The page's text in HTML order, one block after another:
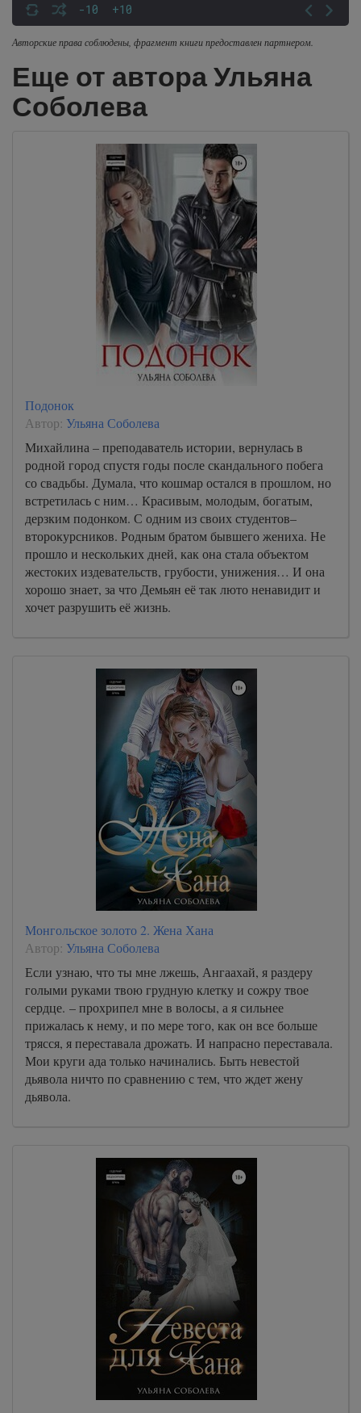
-10 +10
Авторские права соблюдены, фрагмент книги предоставлен партнером.
Еще от автора Ульяна
Соболева
Подонок
Автор: Ульяна Соболева
Михайлина – преподаватель истории, вернулась в
родной город спустя годы после скандального побега
со свадьбы. Думала, что кошмар остался в прошлом, но
встретилась с ним… Красивым, молодым, богатым,
дерзким подонком. С одним из своих студентов–
второкурсников. Родным братом бывшего жениха. Не
прошло и нескольких дней, как она стала объектом
жестоких издевательств, грубости, унижения… И она
хорошо знает, за что Демьян её так люто ненавидит и
хочет разрушить её жизнь.
Монгольское золото 2. Жена Хана
Автор: Ульяна Соболева
Если узнаю, что ты мне лжешь, Ангаахай, я раздеру
голыми руками твою грудную клетку и сожру твое
сердце. – прохрипел мне в волосы, а я сильнее
прижалась к нему, и по мере того, как он все больше
трясся, я переставала дрожать. И напрасно переставала.
Мои круги ада только начинались. Быть невестой
дьявола ничто по сравнению с тем, что ждет жену
дьявола.